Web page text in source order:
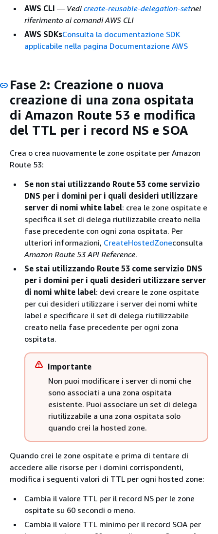
AWS CLI — Vedicreate-reusable-delegation-setnel
riferimento ai comandi AWS CLI
AWS SDKsConsulta la documentazione SDK
applicabile nella pagina Documentazione AWS
Fase 2: Creazione o nuova
creazione di una zona ospitata
di Amazon Route 53 e modifica
del TTL per i record NS e SOA
Crea o crea nuovamente le zone ospitate per Amazon
Route 53:
Se non stai utilizzando Route 53 come servizio
DNS per i domini per i quali desideri utilizzare
server di nomi white label: crea le zone ospitate e
specifica il set di delega riutilizzabile creato nella
fase precedente con ogni zona ospitata. Per
ulteriori informazioni, CreateHostedZoneconsulta
Amazon Route 53 API Reference.
Se stai utilizzando Route 53 come servizio DNS
per i domini per i quali desideri utilizzare server
di nomi white label: devi creare le zone ospitate
per cui desideri utilizzare i server dei nomi white
label e specificare il set di delega riutilizzabile
creato nella fase precedente per ogni zona
ospitata.
Importante
Non puoi modificare i server di nomi che
sono associati a una zona ospitata
esistente. Puoi associare un set di delega
riutilizzabile a una zona ospitata solo
quando crei la hosted zone.
Quando crei le zone ospitate e prima di tentare di
accedere alle risorse per i domini corrispondenti,
modifica i seguenti valori di TTL per ogni hosted zone:
Cambia il valore TTL per il record NS per le zone
ospitate su 60 secondi o meno.
Cambia il valore TTL minimo per il record SOA per